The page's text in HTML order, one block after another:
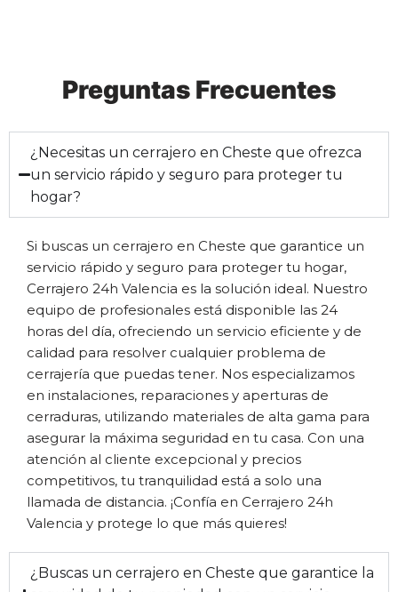
Preguntas Frecuentes
¿Necesitas un cerrajero en Cheste que ofrezca
un servicio rápido y seguro para proteger tu
hogar?
Si buscas un cerrajero en Cheste que garantice un
servicio rápido y seguro para proteger tu hogar,
Cerrajero 24h Valencia es la solución ideal. Nuestro
equipo de profesionales está disponible las 24
horas del día, ofreciendo un servicio eficiente y de
calidad para resolver cualquier problema de
cerrajería que puedas tener. Nos especializamos
en instalaciones, reparaciones y aperturas de
cerraduras, utilizando materiales de alta gama para
asegurar la máxima seguridad en tu casa. Con una
atención al cliente excepcional y precios
competitivos, tu tranquilidad está a solo una
llamada de distancia. ¡Confía en Cerrajero 24h
Valencia y protege lo que más quieres!
¿Buscas un cerrajero en Cheste que garantice la